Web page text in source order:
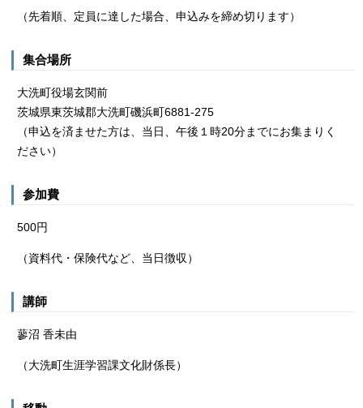
（先着順、定員に達した場合、申込みを締め切ります）
集合場所
大洗町役場玄関前
茨城県東茨城郡大洗町磯浜町6881-275
（申込を済ませた方は、当日、午後１時20分までにお集まりく
ださい）
参加費
500円
（資料代・保険代など、当日徴収）
講師
蓼沼 香未由
（大洗町生涯学習課文化財係長）